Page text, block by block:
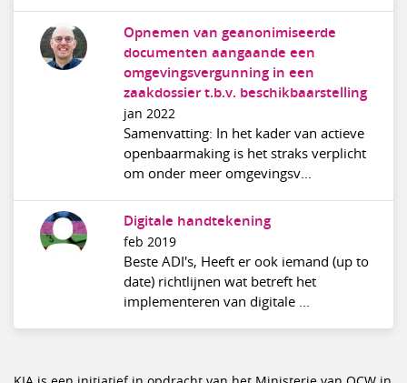
Opnemen van geanonimiseerde
documenten aangaande een
omgevingsvergunning in een
zaakdossier t.b.v. beschikbaarstelling
jan 2022
Samenvatting: In het kader van actieve
openbaarmaking is het straks verplicht
om onder meer omgevingsv...
Digitale handtekening
feb 2019
Beste ADI's, Heeft er ook iemand (up to
date) richtlijnen wat betreft het
implementeren van digitale ...